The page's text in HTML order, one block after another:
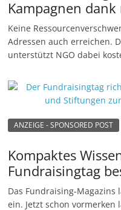
Kampagnen
Keine
Adressen auch erreichen.
unterstützt NGO dabei
ANZEIGE - SPONSORED POST
Kompaktes
Fundraisingtag
Das Fundraising-
ein. Jetzt schon